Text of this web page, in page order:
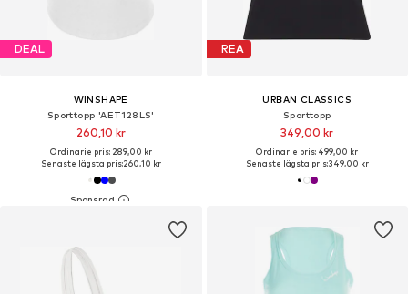
DEAL
WINSHAPE
Sporttopp 'AET128LS'
260,10 kr
Ordinarie pris: 289,00 kr
Senaste lägsta pris:260,10 kr
REA
URBAN CLASSICS
Sporttopp
349,00 kr
Ordinarie pris: 499,00 kr
Senaste lägsta pris:349,00 kr